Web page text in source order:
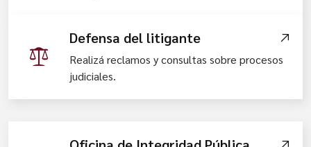
Defensa del litigante
Realizá reclamos y consultas sobre procesos
judiciales.